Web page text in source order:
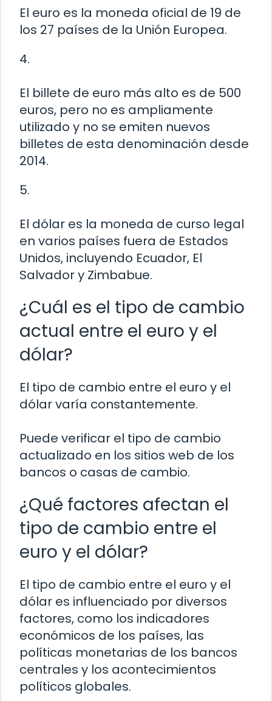
El euro es la moneda oficial de 19 de
los 27 países de la Unión Europea.
4.
El billete de euro más alto es de 500
euros, pero no es ampliamente
utilizado y no se emiten nuevos
billetes de esta denominación desde
2014.
5.
El dólar es la moneda de curso legal
en varios países fuera de Estados
Unidos, incluyendo Ecuador, El
Salvador y Zimbabue.
¿Cuál es el tipo de cambio
actual entre el euro y el
dólar?
El tipo de cambio entre el euro y el
dólar varía constantemente.
Puede verificar el tipo de cambio
actualizado en los sitios web de los
bancos o casas de cambio.
¿Qué factores afectan el
tipo de cambio entre el
euro y el dólar?
El tipo de cambio entre el euro y el
dólar es influenciado por diversos
factores, como los indicadores
económicos de los países, las
políticas monetarias de los bancos
centrales y los acontecimientos
políticos globales.